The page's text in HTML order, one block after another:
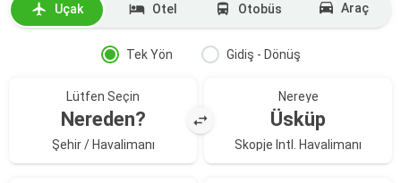
Uçak Otel Otobüs Araç
Tek Yön Gidiş - Dönüş
Lütfen Seçin
Nereden?
Şehir / Havalimanı
Nereye
Üsküp
Skopje Intl. Havalimanı